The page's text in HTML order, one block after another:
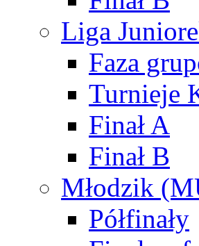
Liga
Faza
Turnieje
Finał A
Finał B
Młodzik
Półfinały